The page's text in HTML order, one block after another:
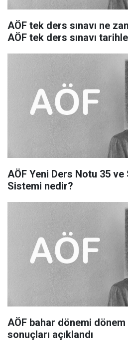
AÖF tek ders sınavı ne
AÖF tek ders sınavı
AÖF Yeni Ders Notu 35 ve
Sistemi nedir?
AÖF bahar dönemi dönem
sonuçları açıklandı